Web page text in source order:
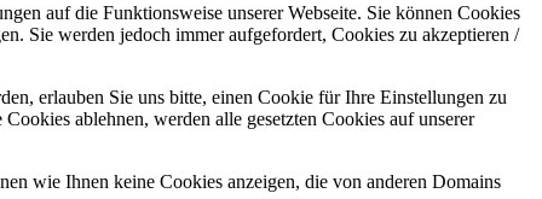
auf die Funktionsweise unserer Webseite. Sie können Cookies
Sie werden jedoch immer aufgefordert, Cookies zu akzeptieren /
erlauben Sie uns bitte, einen Cookie für Ihre Einstellungen zu
ablehnen, werden alle gesetzten Cookies auf unserer
wie Ihnen keine Cookies anzeigen, die von anderen Domains